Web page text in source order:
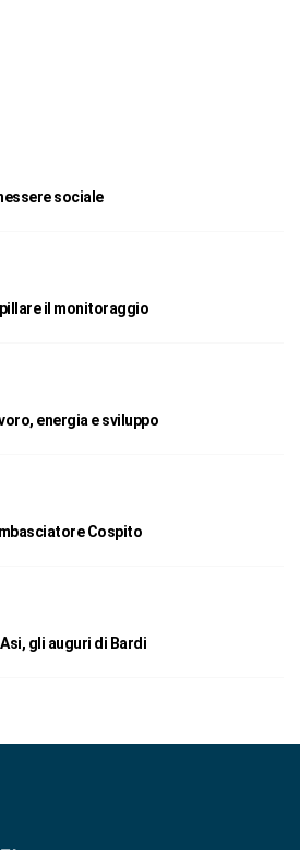
sociale
il monitoraggio
energia e sviluppo
Cospito
gli auguri di Bardi